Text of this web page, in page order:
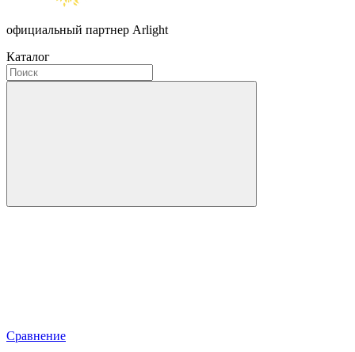
официальный партнер Arlight
Каталог
Сравнение